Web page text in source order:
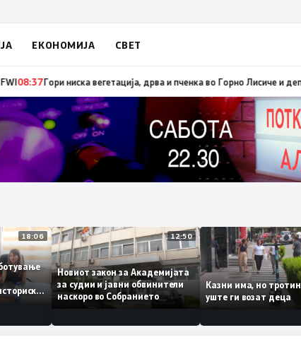
ЕКОНОМИЈА СВЕТ
и брзо ширење на пожари на отворен простор и шумски пожари
18:06
историски
12:50
Новиот закон за Академијата
за судии и јавни обвинители
наскоро во Собранието
Казни има, но
уште ги возат деца